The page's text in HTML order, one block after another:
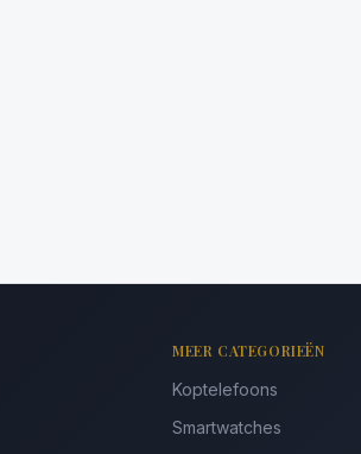
MEER CATEGORIEËN
Koptelefoons
Smartwatches